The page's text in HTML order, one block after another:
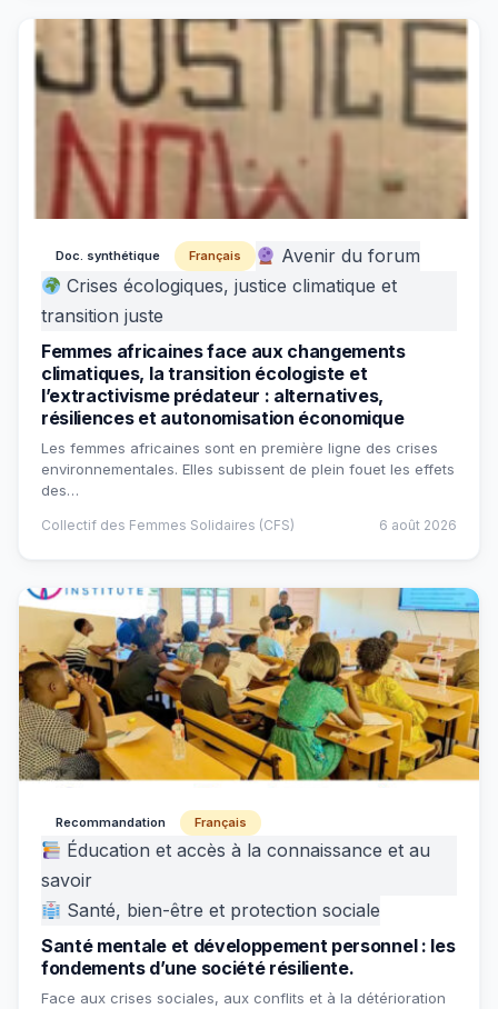
Doc. synthétique Français
Avenir du forum
Crises écologiques, justice climatique et
transition juste
Femmes africaines face aux changements
climatiques, la transition écologiste et
l’extractivisme prédateur : alternatives,
résiliences et autonomisation économique
Les femmes africaines sont en première ligne des crises
environnementales. Elles subissent de plein fouet les effets
des…
Collectif des Femmes Solidaires (CFS) 6 août 2026
Recommandation Français
Éducation et accès à la connaissance et au
savoir
Santé, bien-être et protection sociale
Santé mentale et développement personnel : les
fondements d’une société résiliente.
Face aux crises sociales, aux conflits et à la détérioration